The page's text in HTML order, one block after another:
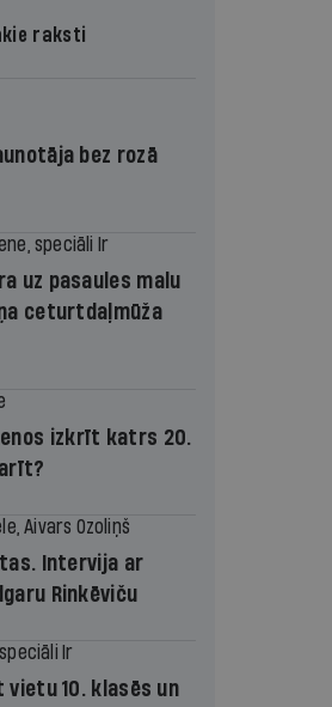
raksti
bez rozā
speciāli Ir
uz pasaules malu
ceturtdaļmūža
izkrīt katrs 20.
Aivars Ozoliņš
Intervija ar
Rinkēviču
Ir
10. klasēs un